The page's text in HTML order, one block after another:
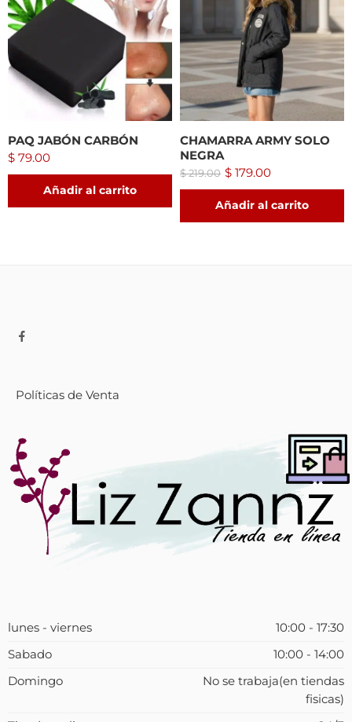
PAQ JABÓN CARBÓN
$ 79.00
Añadir al carrito
CHAMARRA ARMY SOLO
NEGRA
$219.00 $ 179.00
Añadir al carrito
Políticas de Venta
lunes - viernes
10:00 - 17:30
Sabado
10:00 - 14:00
Domingo
No se trabaja(en tiendas
fisicas)